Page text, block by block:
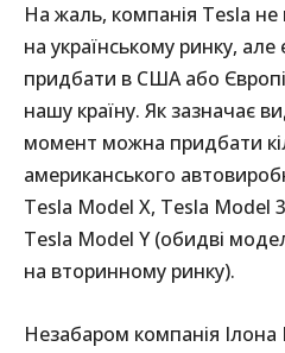
На жаль, компанія Tesla не
на українському ринку,
придбати в США або
нашу країну. Як зазначає
момент можна придбати
американського
Tesla Model X, Tesla Model
Tesla Model Y (обидві
на вторинному ринку).
Незабаром компанія